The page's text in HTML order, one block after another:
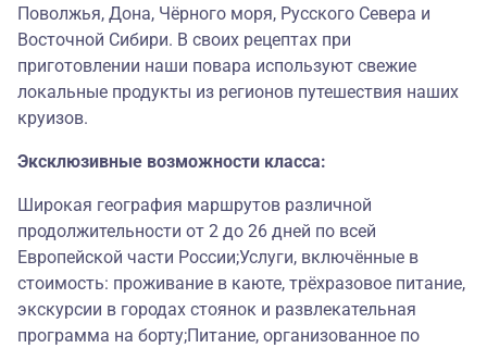
Поволжья, Дона, Чёрного моря, Русского Севера и
Восточной Сибири. В своих рецептах при
приготовлении наши повара используют свежие
локальные продукты из регионов путешествия наших
круизов.
Эксклюзивные возможности класса:
Широкая география маршрутов различной
продолжительности от 2 до 26 дней по всей
Европейской части России;Услуги, включённые в
стоимость: проживание в каюте, трёхразовое питание,
экскурсии в городах стоянок и развлекательная
программа на борту;Питание, организованное по